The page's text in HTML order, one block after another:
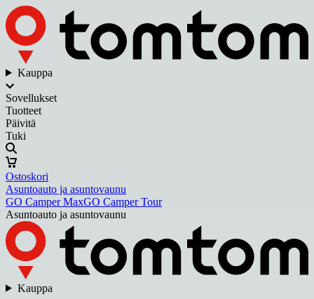
Kauppa
Sovellukset
Tuotteet
Päivitä
Tuki
Ostoskori
Asuntoauto ja asuntovaunu
GO Camper MaxGO Camper Tour
Asuntoauto ja asuntovaunu
Kauppa